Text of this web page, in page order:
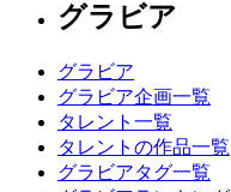
グラビア
グラビア
グラビア企画一覧
タレント一覧
タレントの作品一覧
グラビアタグ一覧